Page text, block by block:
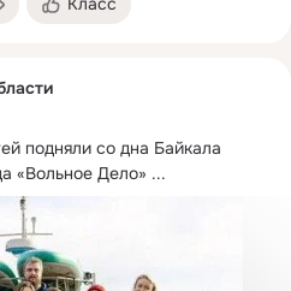
подняли со дна Байкала
«Вольное Дело» ...